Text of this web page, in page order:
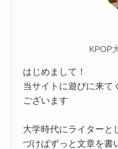
KPOP
はじめまして！
当サイトに遊びに来て
ございます
大学時代にライターと
づけばずっと文章を書